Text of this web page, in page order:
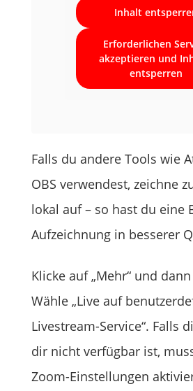
Inhalt
Erforderlichen
akzeptieren und
entsperren
Falls du andere Tools wie
OBS verwendest, zeichne
lokal auf – so hast du eine
Aufzeichnung in besserer
Klicke auf „Mehr“ und dann
Wähle „Live auf
Livestream-Service“. Falls
dir nicht verfügbar ist,
Zoom-Einstellungen